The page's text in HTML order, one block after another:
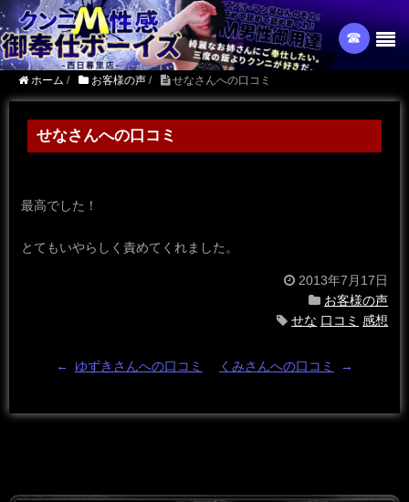
☎︎
ホーム / お客様の声 / せなさんへの口コミ
せなさんへの口コミ
最高でした！
とてもいやらしく責めてくれました。
2013年7月17日
お客様の声
せな 口コミ 感想
← ゆずきさんへの口コミ くみさんへの口コミ →